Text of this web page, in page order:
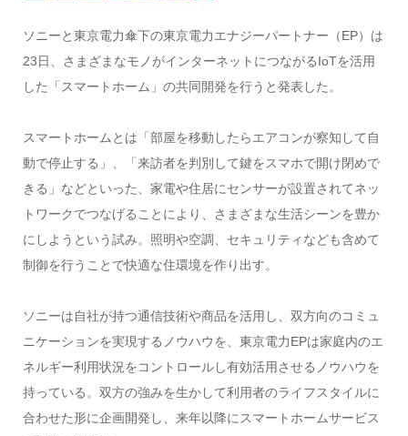
ソニーと東京電力傘下の東京電力エナジーパートナー（EP）は
23日、さまざまなモノがインターネットにつながるIoTを活用
した「スマートホーム」の共同開発を行うと発表した。
スマートホームとは「部屋を移動したらエアコンが察知して自
動で停止する」、「来訪者を判別して鍵をスマホで開け閉めで
きる」などといった、家電や住居にセンサーが設置されてネッ
トワークでつなげることにより、さまざまな生活シーンを豊か
にしようという試み。照明や空調、セキュリティなども含めて
制御を行うことで快適な住環境を作り出す。
ソニーは自社が持つ通信技術や商品を活用し、双方向のコミュ
ニケーションを実現するノウハウを、東京電力EPは家庭内のエ
ネルギー利用状況をコントロールし有効活用させるノウハウを
持っている。双方の強みを生かして利用者のライフスタイルに
合わせた形に企画開発し、来年以降にスマートホームサービス